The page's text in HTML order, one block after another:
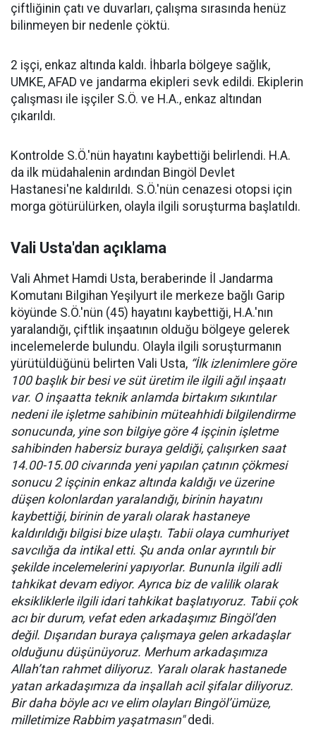
çiftliğinin çatı ve duvarları, çalışma sırasında henüz
bilinmeyen bir nedenle çöktü.
2 işçi, enkaz altında kaldı. İhbarla bölgeye sağlık,
UMKE, AFAD ve jandarma ekipleri sevk edildi. Ekiplerin
çalışması ile işçiler S.Ö. ve H.A., enkaz altından
çıkarıldı.
Kontrolde S.Ö.'nün hayatını kaybettiği belirlendi. H.A.
da ilk müdahalenin ardından Bingöl Devlet
Hastanesi'ne kaldırıldı. S.Ö.'nün cenazesi otopsi için
morga götürülürken, olayla ilgili soruşturma başlatıldı.
Vali Usta'dan açıklama
Vali Ahmet Hamdi Usta, beraberinde İl Jandarma
Komutanı Bilgihan Yeşilyurt ile merkeze bağlı Garip
köyünde S.Ö.'nün (45) hayatını kaybettiği, H.A.'nın
yaralandığı, çiftlik inşaatının olduğu bölgeye gelerek
incelemelerde bulundu. Olayla ilgili soruşturmanın
yürütüldüğünü belirten Vali Usta, “İlk izlenimlere göre
100 başlık bir besi ve süt üretim ile ilgili ağıl inşaatı
var. O inşaatta teknik anlamda birtakım sıkıntılar
nedeni ile işletme sahibinin müteahhidi bilgilendirme
sonucunda, yine son bilgiye göre 4 işçinin işletme
sahibinden habersiz buraya geldiği, çalışırken saat
14.00-15.00 civarında yeni yapılan çatının çökmesi
sonucu 2 işçinin enkaz altında kaldığı ve üzerine
düşen kolonlardan yaralandığı, birinin hayatını
kaybettiği, birinin de yaralı olarak hastaneye
kaldırıldığı bilgisi bize ulaştı. Tabii olaya cumhuriyet
savcılığa da intikal etti. Şu anda onlar ayrıntılı bir
şekilde incelemelerini yapıyorlar. Bununla ilgili adli
tahkikat devam ediyor. Ayrıca biz de valilik olarak
eksikliklerle ilgili idari tahkikat başlatıyoruz. Tabii çok
acı bir durum, vefat eden arkadaşımız Bingöl’den
değil. Dışarıdan buraya çalışmaya gelen arkadaşlar
olduğunu düşünüyoruz. Merhum arkadaşımıza
Allah’tan rahmet diliyoruz. Yaralı olarak hastanede
yatan arkadaşımıza da inşallah acil şifalar diliyoruz.
Bir daha böyle acı ve elim olayları Bingöl’ümüze,
milletimize Rabbim yaşatmasın"dedi.